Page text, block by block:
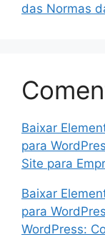
das Normas
Baixar
para
Site para
Baixar
para
WordPress: